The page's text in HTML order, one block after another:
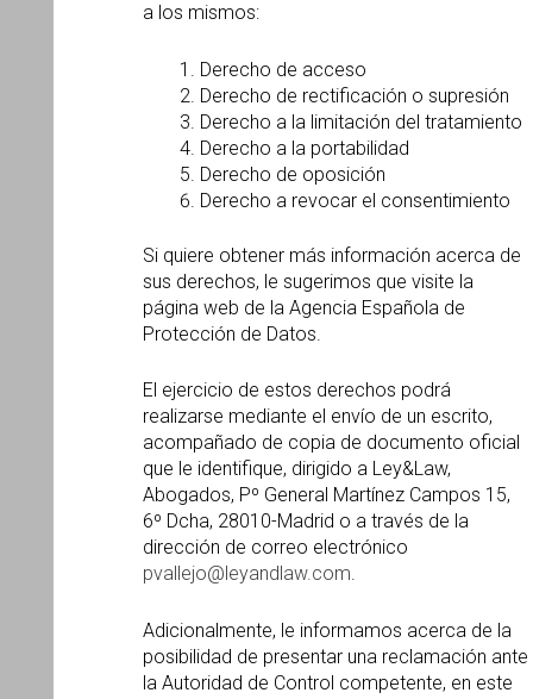
a los mismos:
Derecho de acceso
Derecho de rectificación o supresión
Derecho a la limitación del tratamiento
Derecho a la portabilidad
Derecho de oposición
Derecho a revocar el consentimiento
Si quiere obtener más información acerca de
sus derechos, le sugerimos que visite la
página web de la Agencia Española de
Protección de Datos.
El ejercicio de estos derechos podrá
realizarse mediante el envío de un escrito,
acompañado de copia de documento oficial
que le identifique, dirigido a Ley&Law,
Abogados, Pº General Martínez Campos 15,
6º Dcha, 28010-Madrid o a través de la
dirección de correo electrónico
pvallejo@leyandlaw.com.
Adicionalmente, le informamos acerca de la
posibilidad de presentar una reclamación ante
la Autoridad de Control competente, en este